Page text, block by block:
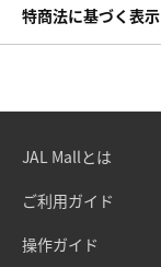
特商法に基づく表示
JAL Mallとは
ご利用ガイド
操作ガイド